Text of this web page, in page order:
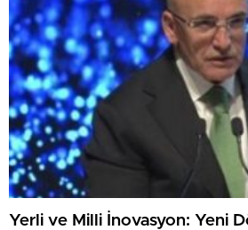
Yerli ve Milli İnovasyon: Yeni